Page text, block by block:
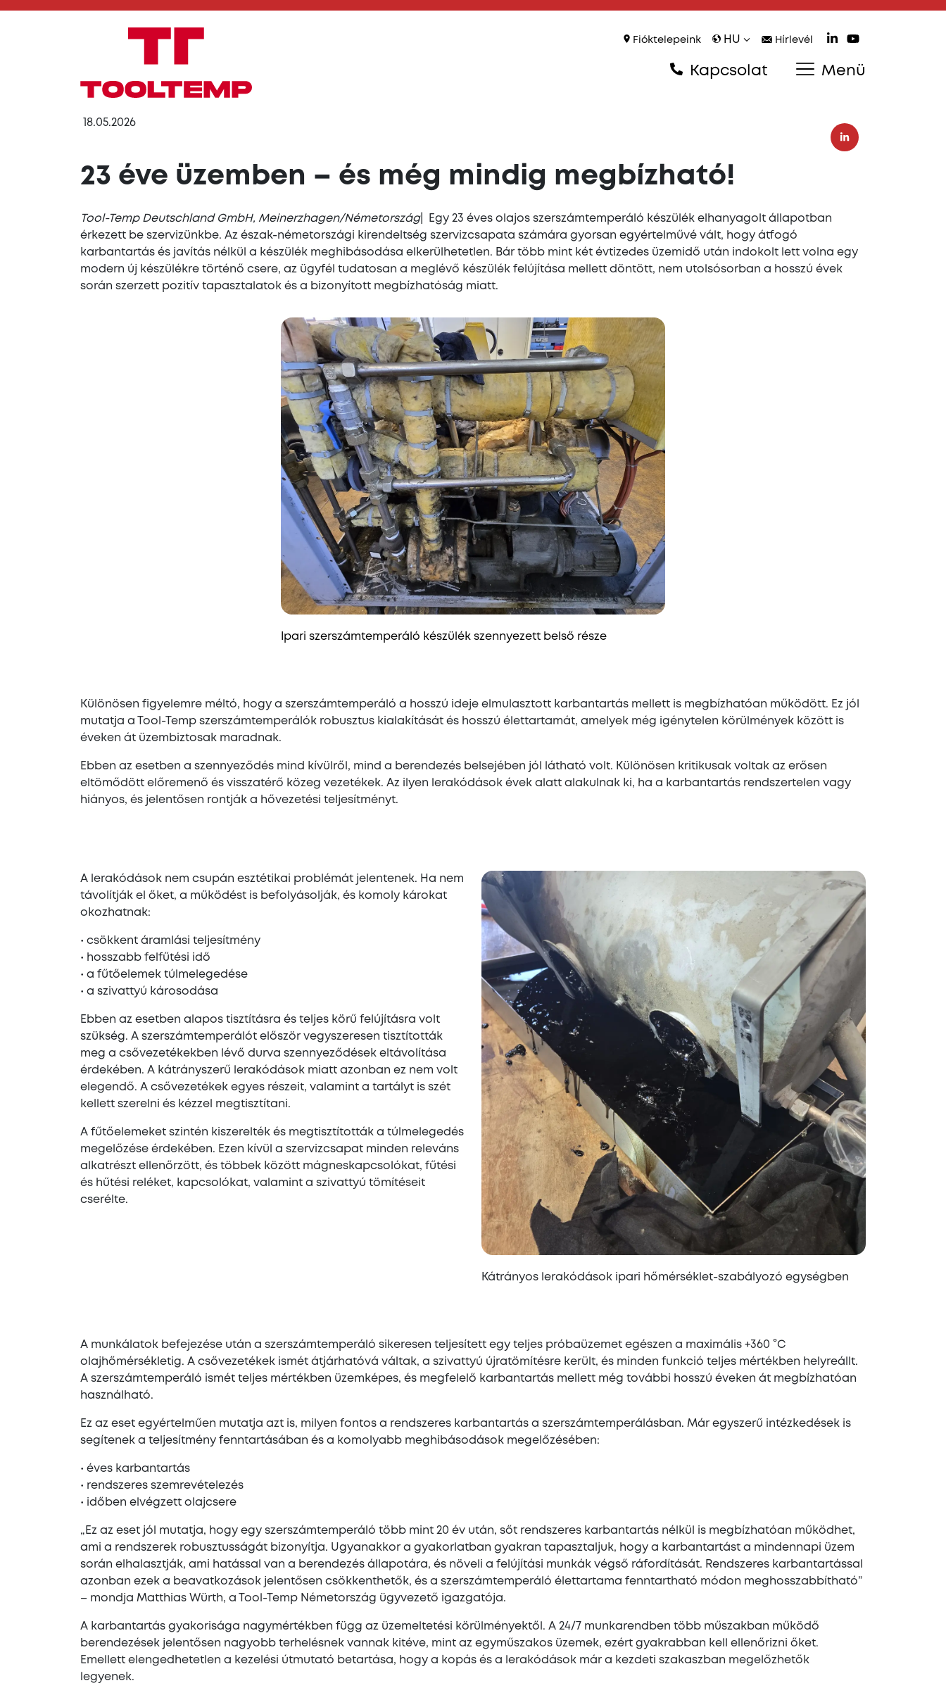
Fióktelepeink HU Hírlevél
Kapcsolat Menü
18.05.2026
23 éve üzemben – és még mindig megbízható!
Tool-Temp Deutschland GmbH, Meinerzhagen/Németország| Egy 23 éves olajos szerszámtemperáló készülék elhanyagolt állapotban
érkezett be szervizünkbe. Az észak-németországi kirendeltség szervizcsapata számára gyorsan egyértelművé vált, hogy átfogó
karbantartás és javítás nélkül a készülék meghibásodása elkerülhetetlen. Bár több mint két évtizedes üzemidő után indokolt lett volna egy
modern új készülékre történő csere, az ügyfél tudatosan a meglévő készülék felújítása mellett döntött, nem utolsósorban a hosszú évek
során szerzett pozitív tapasztalatok és a bizonyított megbízhatóság miatt.
Ipari szerszámtemperáló készülék szennyezett belső része
Különösen figyelemre méltó, hogy a szerszámtemperáló a hosszú ideje elmulasztott karbantartás mellett is megbízhatóan működött. Ez jól
mutatja a Tool-Temp szerszámtemperálók robusztus kialakítását és hosszú élettartamát, amelyek még igénytelen körülmények között is
éveken át üzembiztosak maradnak.
Ebben az esetben a szennyeződés mind kívülről, mind a berendezés belsejében jól látható volt. Különösen kritikusak voltak az erősen
eltömődött előremenő és visszatérő közeg vezetékek. Az ilyen lerakódások évek alatt alakulnak ki, ha a karbantartás rendszertelen vagy
hiányos, és jelentősen rontják a hővezetési teljesítményt.
A lerakódások nem csupán esztétikai problémát jelentenek. Ha nem
távolítják el őket, a működést is befolyásolják, és komoly károkat
okozhatnak:
• csökkent áramlási teljesítmény
• hosszabb felfűtési idő
• a fűtőelemek túlmelegedése
• a szivattyú károsodása
Ebben az esetben alapos tisztításra és teljes körű felújításra volt
szükség. A szerszámtemperálót először vegyszeresen tisztították
meg a csővezetékekben lévő durva szennyeződések eltávolítása
érdekében. A kátrányszerű lerakódások miatt azonban ez nem volt
elegendő. A csővezetékek egyes részeit, valamint a tartályt is szét
kellett szerelni és kézzel megtisztítani.
A fűtőelemeket szintén kiszerelték és megtisztították a túlmelegedés
megelőzése érdekében. Ezen kívül a szervizcsapat minden releváns
alkatrészt ellenőrzött, és többek között mágneskapcsolókat, fűtési
és hűtési reléket, kapcsolókat, valamint a szivattyú tömítéseit
cserélte.
Kátrányos lerakódások ipari hőmérséklet-szabályozó egységben
A munkálatok befejezése után a szerszámtemperáló sikeresen teljesített egy teljes próbaüzemet egészen a maximális +360 °C
olajhőmérsékletig. A csővezetékek ismét átjárhatóvá váltak, a szivattyú újratömítésre került, és minden funkció teljes mértékben helyreállt.
A szerszámtemperáló ismét teljes mértékben üzemképes, és megfelelő karbantartás mellett még további hosszú éveken át megbízhatóan
használható.
Ez az eset egyértelműen mutatja azt is, milyen fontos a rendszeres karbantartás a szerszámtemperálásban. Már egyszerű intézkedések is
segítenek a teljesítmény fenntartásában és a komolyabb meghibásodások megelőzésében:
• éves karbantartás
• rendszeres szemrevételezés
• időben elvégzett olajcsere
„Ez az eset jól mutatja, hogy egy szerszámtemperáló több mint 20 év után, sőt rendszeres karbantartás nélkül is megbízhatóan működhet,
ami a rendszerek robusztusságát bizonyítja. Ugyanakkor a gyakorlatban gyakran tapasztaljuk, hogy a karbantartást a mindennapi üzem
során elhalasztják, ami hatással van a berendezés állapotára, és növeli a felújítási munkák végső ráfordítását. Rendszeres karbantartással
azonban ezek a beavatkozások jelentősen csökkenthetők, és a szerszámtemperáló élettartama fenntartható módon meghosszabbítható”
– mondja Matthias Würth, a Tool-Temp Németország ügyvezető igazgatója.
A karbantartás gyakorisága nagymértékben függ az üzemeltetési körülményektől. A 24/7 munkarendben több műszakban működő
berendezések jelentősen nagyobb terhelésnek vannak kitéve, mint az egyműszakos üzemek, ezért gyakrabban kell ellenőrizni őket.
Emellett elengedhetetlen a kezelési útmutató betartása, hogy a kopás és a lerakódások már a kezdeti szakaszban megelőzhetők
legyenek.